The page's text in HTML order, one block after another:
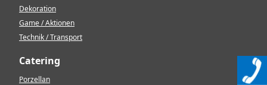
Dekoration
Game / Aktionen
Technik / Transport
Catering
Porzellan